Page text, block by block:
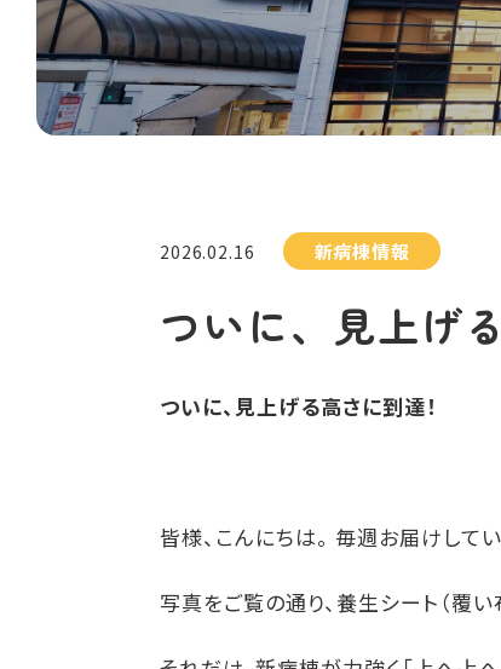
2026.02.16 新病棟情報
ついに、見上げ
ついに、見上げる高さに到達！
皆様、こんにちは。 毎週お届けして
写真をご覧の通り、養生シート（覆い